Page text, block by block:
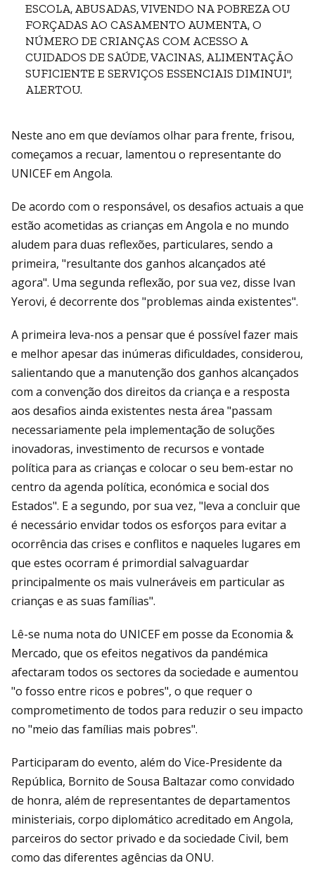
ESCOLA, ABUSADAS, VIVENDO NA POBREZA OU
FORÇADAS AO CASAMENTO AUMENTA, O
NÚMERO DE CRIANÇAS COM ACESSO A
CUIDADOS DE SAÚDE, VACINAS, ALIMENTAÇÃO
SUFICIENTE E SERVIÇOS ESSENCIAIS DIMINUI",
ALERTOU.
Neste ano em que devíamos olhar para frente, frisou,
começamos a recuar, lamentou o representante do
UNICEF em Angola.
De acordo com o responsável, os desafios actuais a que
estão acometidas as crianças em Angola e no mundo
aludem para duas reflexões, particulares, sendo a
primeira, "resultante dos ganhos alcançados até
agora". Uma segunda reflexão, por sua vez, disse Ivan
Yerovi, é decorrente dos "problemas ainda existentes".
A primeira leva-nos a pensar que é possível fazer mais
e melhor apesar das inúmeras dificuldades, considerou,
salientando que a manutenção dos ganhos alcançados
com a convenção dos direitos da criança e a resposta
aos desafios ainda existentes nesta área "passam
necessariamente pela implementação de soluções
inovadoras, investimento de recursos e vontade
política para as crianças e colocar o seu bem-estar no
centro da agenda política, económica e social dos
Estados". E a segundo, por sua vez, "leva a concluir que
é necessário envidar todos os esforços para evitar a
ocorrência das crises e conflitos e naqueles lugares em
que estes ocorram é primordial salvaguardar
principalmente os mais vulneráveis em particular as
crianças e as suas famílias".
Lê-se numa nota do UNICEF em posse da Economia &
Mercado, que os efeitos negativos da pandémica
afectaram todos os sectores da sociedade e aumentou
"o fosso entre ricos e pobres", o que requer o
comprometimento de todos para reduzir o seu impacto
no "meio das famílias mais pobres".
Participaram do evento, além do Vice-Presidente da
República, Bornito de Sousa Baltazar como convidado
de honra, além de representantes de departamentos
ministeriais, corpo diplomático acreditado em Angola,
parceiros do sector privado e da sociedade Civil, bem
como das diferentes agências da ONU.